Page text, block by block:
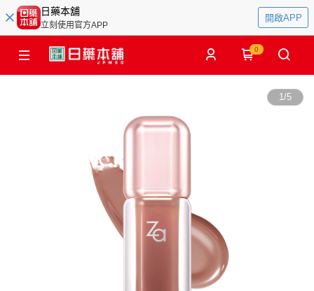
日藥本舖
立刻使用官方APP
開啟APP
0
1/5